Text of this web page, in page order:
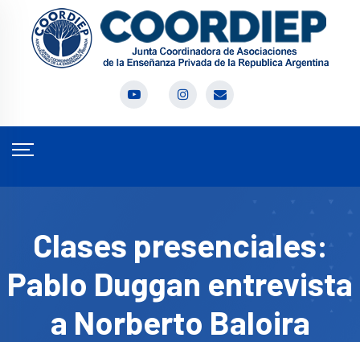
Clases presenciales:
Pablo Duggan entrevista
a Norberto Baloira